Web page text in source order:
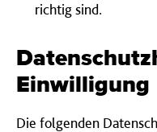
richtig sind.
Einwilligung
Die folgenden